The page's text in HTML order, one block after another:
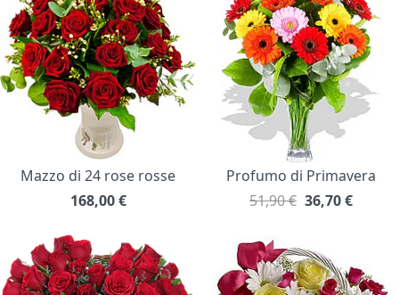
Mazzo di 24 rose rosse
168,00 €
Profumo di Primavera
51,90 € 36,70€